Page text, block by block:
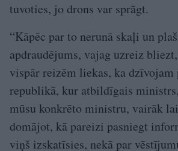
tuvoties, jo drons var sprāgt.
“Kāpēc par to nerunā skaļi un
apdraudējums, vajag uzreiz
vispār reizēm liekas, ka dzīvojam
republikā, kur atbildīgais
mūsu konkrēto ministru, vairāk
domājot, kā pareizi pasniegt
viņš izskatīsies, nekā par